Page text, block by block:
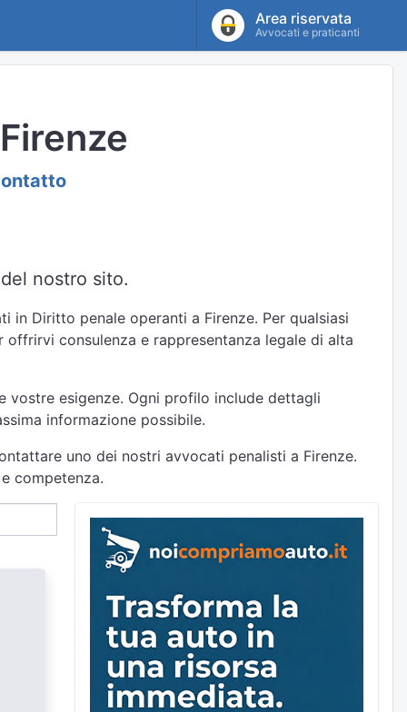
Area riservata
Avvocati e praticanti
nostro sito.
Diritto penale operanti a Firenze. Per qualsiasi
consulenza e rappresentanza legale di alta
vostre esigenze. Ogni profilo include dettagli
informazione possibile.
uno dei nostri avvocati penalisti a Firenze.
competenza.